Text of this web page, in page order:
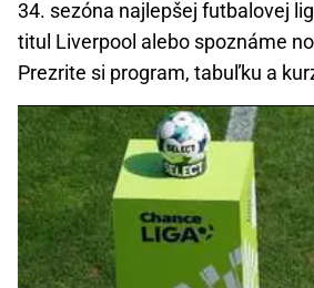
34. sezóna najlepšej futbalovej
titul Liverpool alebo spoznáme
Prezrite si program, tabuľku a